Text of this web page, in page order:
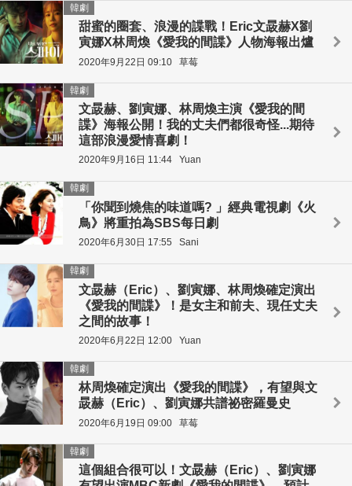
甜蜜的圈套、浪漫的諜戰！Eric文晸赫X劉
寅娜X林周煥《愛我的間諜》人物海報出爐
韓劇
2020年9月22日 09:10 草莓
文晸赫、劉寅娜、林周煥主演《愛我的間
諜》海報公開！我的丈夫們都很奇怪...期待
這部浪漫愛情喜劇！
韓劇
2020年9月16日 11:44 Yuan
「你聞到燒焦的味道嗎? 」經典電視劇《火
鳥》將重拍為SBS每日劇
韓劇
2020年6月30日 17:55 Sani
文晸赫（Eric）、劉寅娜、林周煥確定演出
《愛我的間諜》！是女主和前夫、現任丈夫
之間的故事！
韓劇
2020年6月22日 12:00 Yuan
林周煥確定演出《愛我的間諜》，有望與文
晸赫（Eric）、劉寅娜共譜祕密羅曼史
韓劇
2020年6月19日 09:00 草莓
這個組合很可以！文晸赫（Eric）、劉寅娜
韓劇